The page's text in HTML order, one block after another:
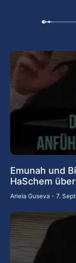
Emunah und
HaSchem
Ariela Guseva 7.